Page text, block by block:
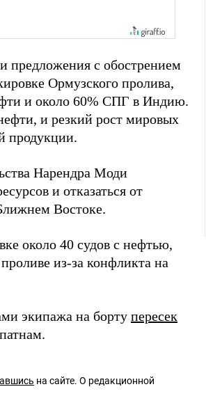
предложения с обострением
Ормузского пролива,
и около 60% СПГ в Индию.
и резкий рост мировых
продукции.
Нарендра Моди
и отказаться от
Востоке.
около 40 судов с нефтью,
из-за конфликта на
экипажа на борту пересек
на сайте. О редакционной